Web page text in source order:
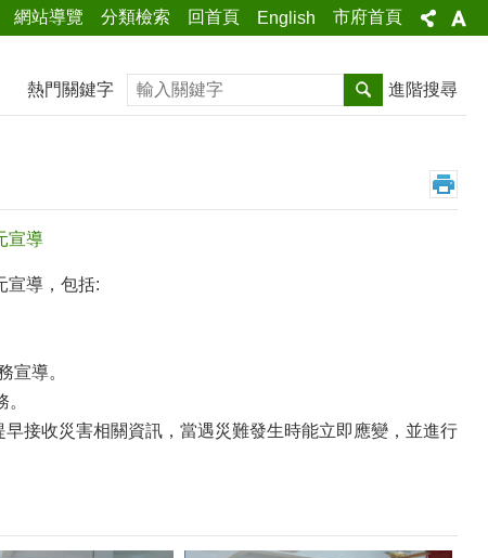
網站導覽 分類檢索 回首頁 English 市府首頁
熱門關鍵字 搜尋 進階搜尋
宣導
宣導，包括:
宣導。
接收災害相關資訊，當遇災難發生時能立即應變，並進行